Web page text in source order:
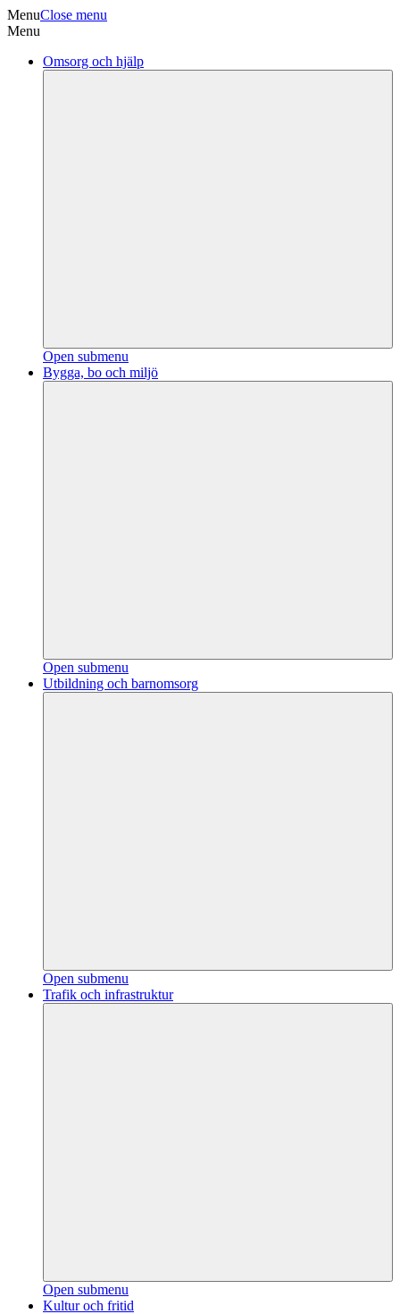
MenuClose menu
Menu
Omsorg och hjälp
Open submenu
Bygga, bo och miljö
Open submenu
Utbildning och barnomsorg
Open submenu
Trafik och infrastruktur
Open submenu
Kultur och fritid